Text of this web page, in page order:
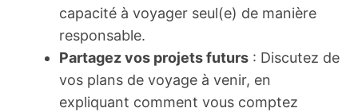
capacité à voyager seul(e) de manière
responsable.
Partagez vos projets futurs : Discutez de
vos plans de voyage à venir, en
expliquant comment vous comptez